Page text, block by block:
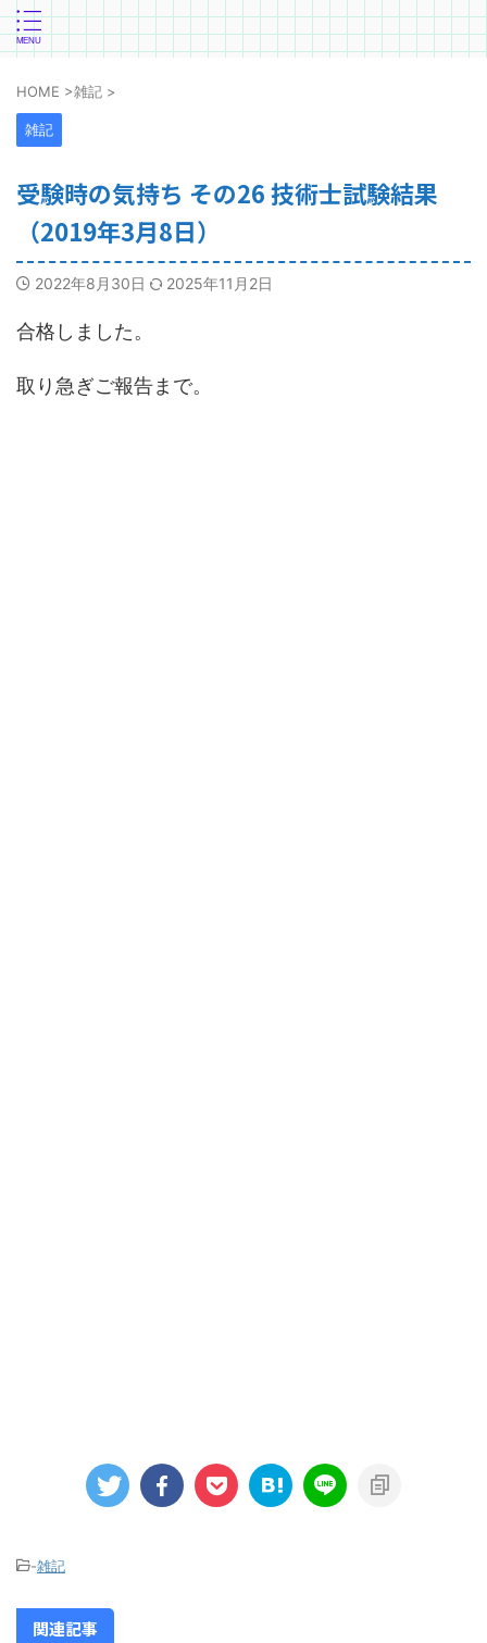
HOME >雑記 >
雑記
受験時の気持ち その26 技術士試験結果
（2019年3月8日）
2022年8月30日 2025年11月2日
合格しました。
取り急ぎご報告まで。
-雑記
関連記事